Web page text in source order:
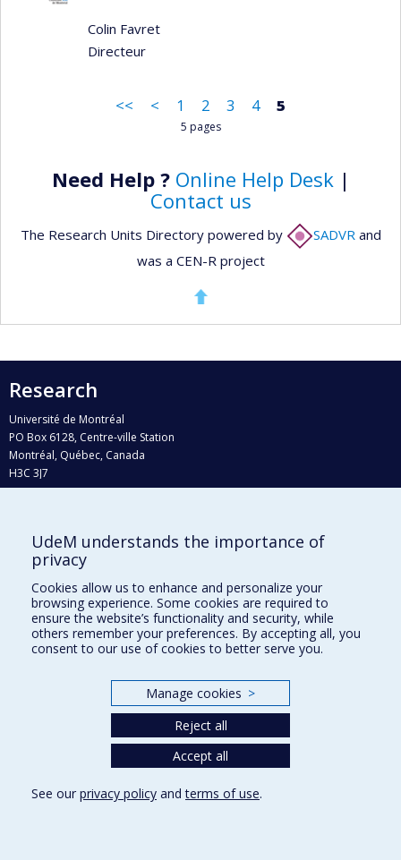
Colin Favret
Directeur
<< < 1 2 3 4 5
5 pages
Need Help ? Online Help Desk|
Contact us
The Research Units Directory powered by SADVR and
was a CEN-R project
Research
Université de Montréal
PO Box 6128, Centre-ville Station
Montréal, Québec, Canada
H3C 3J7
Who does what?
Find us
Site map
Accessibility
UdeM understands the importance of
privacy
Cookies allow us to enhance and personalize your
browsing experience. Some cookies are required to
ensure the website’s functionality and security, while
others remember your preferences. By accepting all, you
consent to our use of cookies to better serve you.
Manage cookies >
Reject all
Accept all
See our privacy policy andterms of use.